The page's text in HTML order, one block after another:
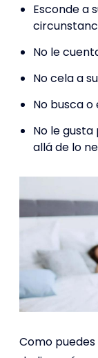
Esconde a
No le
No cela a
No busca
No le
allá de lo
Como